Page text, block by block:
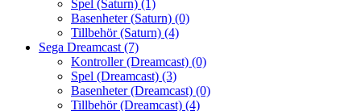
Spel (Saturn) (1)
Basenheter (Saturn) (0)
Tillbehör (Saturn) (4)
Sega Dreamcast (7)
Kontroller (Dreamcast) (0)
Spel (Dreamcast) (3)
Basenheter (Dreamcast) (0)
Tillbehör (Dreamcast) (4)